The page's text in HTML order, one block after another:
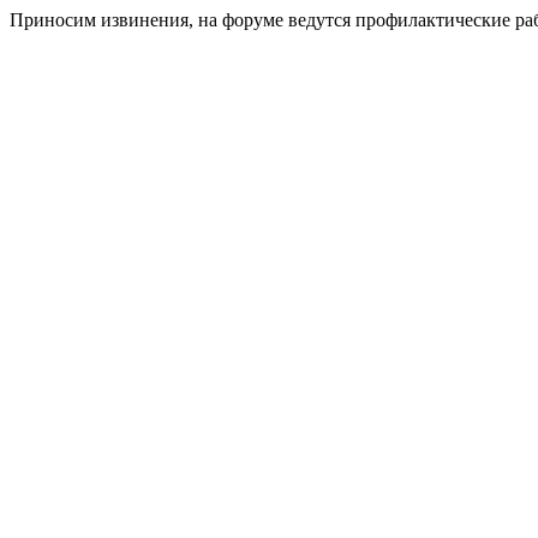
Приносим извинения, на форуме ведутся профилактические